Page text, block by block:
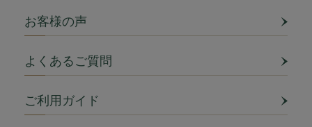
お客様の声
よくあるご質問
ご利用ガイド